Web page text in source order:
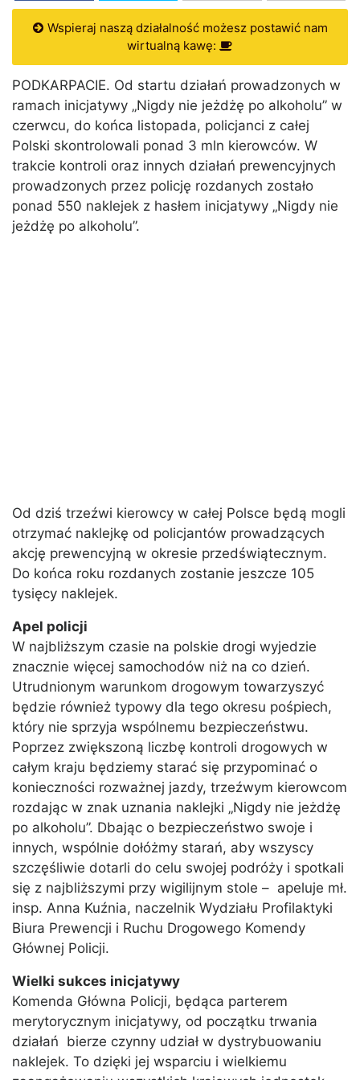
Wspieraj naszą działalność możesz postawić nam
wirtualną kawę:
PODKARPACIE. Od startu działań prowadzonych w
ramach inicjatywy „Nigdy nie jeżdżę po alkoholu” w
czerwcu, do końca listopada, policjanci z całej
Polski skontrolowali ponad 3 mln kierowców. W
trakcie kontroli oraz innych działań prewencyjnych
prowadzonych przez policję rozdanych zostało
ponad 550 naklejek z hasłem inicjatywy „Nigdy nie
jeżdżę po alkoholu”.
Od dziś trzeźwi kierowcy w całej Polsce będą mogli
otrzymać naklejkę od policjantów prowadzących
akcję prewencyjną w okresie przedświątecznym.
Do końca roku rozdanych zostanie jeszcze 105
tysięcy naklejek.
Apel policji
W najbliższym czasie na polskie drogi wyjedzie
znacznie więcej samochodów niż na co dzień.
Utrudnionym warunkom drogowym towarzyszyć
będzie również typowy dla tego okresu pośpiech,
który nie sprzyja wspólnemu bezpieczeństwu.
Poprzez zwiększoną liczbę kontroli drogowych w
całym kraju będziemy starać się przypominać o
konieczności rozważnej jazdy, trzeźwym kierowcom
rozdając w znak uznania naklejki „Nigdy nie jeżdżę
po alkoholu”. Dbając o bezpieczeństwo swoje i
innych, wspólnie dołóżmy starań, aby wszyscy
szczęśliwie dotarli do celu swojej podróży i spotkali
się z najbliższymi przy wigilijnym stole – apeluje mł.
insp. Anna Kuźnia, naczelnik Wydziału Profilaktyki
Biura Prewencji i Ruchu Drogowego Komendy
Głównej Policji.
Wielki sukces inicjatywy
Komenda Główna Policji, będąca parterem
merytorycznym inicjatywy, od początku trwania
działań bierze czynny udział w dystrybuowaniu
naklejek. To dzięki jej wsparciu i wielkiemu